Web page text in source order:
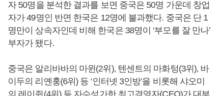
자 50명을 분석한 결과를 보면 중국은 50명 가운데 창업
자가 49명인 반면 한국은 12명에 불과했다. 중국은 단 1
명만이 상속자인데 비해 한국은 38명이 ‘부모를 잘 만나’
부자가 됐다.
중국은 알리바바의 마윈(2위), 텐센트의 마화텅(3위), 바
이두의 리옌훙(6위) 등 ‘인터넷 3인방’을 비롯해 샤오미
의 레이쥔(4위) 등 자수성가한 최고경영자(CEO)가 대부